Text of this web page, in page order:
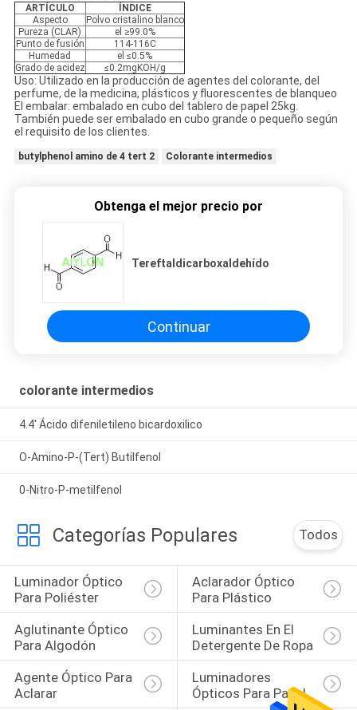
ARTÍCULO
ÍNDICE
Aspecto
Polvo cristalino blanco
Pureza (CLAR)
el ≥99.0%
Punto de fusión
114-116C
Humedad
el ≤0.5%
Grado de acidez
≤0.2mgKOH/g
Uso: Utilizado en la producción de agentes del colorante, del
perfume, de la medicina, plásticos y fluorescentes de blanqueo
El embalar: embalado en cubo del tablero de papel 25kg.
También puede ser embalado en cubo grande o pequeño según
el requisito de los clientes.
butylphenol amino de 4 tert 2 Colorante intermedios
Obtenga el mejor precio por
Tereftaldicarboxaldehído
Continuar
colorante intermedios
4.4' Ácido difeniletileno bicardoxilico
O-Amino-P-(Tert) Butilfenol
0-Nitro-P-metilfenol
Categorías Populares Todos
Luminador Óptico
Para Poliéster
Aclarador Óptico
Para Plástico
Aglutinante Óptico
Para Algodón
Luminantes En El
Detergente De Ropa
Agente Óptico Para
Aclarar
Luminadores
Ópticos Para Papel